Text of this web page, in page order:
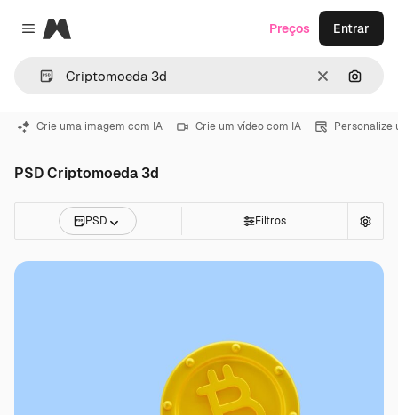
Close menu
Magnific
Limpar
Preços Entrar
Crie uma imagem com IA Crie um vídeo com IA Personalize
PSD Criptomoeda 3d
PSD Filtros